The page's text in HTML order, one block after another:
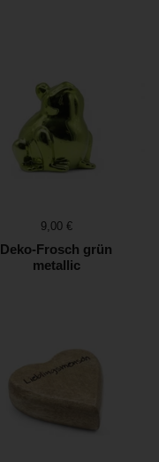
Preis:
9,00 €
Deko-Frosch grün
metallic